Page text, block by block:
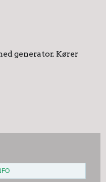
generator. Kører